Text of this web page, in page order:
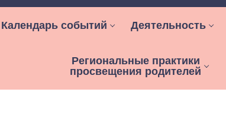
Календарь событий Деятельность
Региональные практики
просвещения родителей